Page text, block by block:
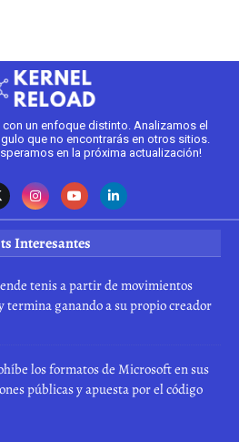
con un enfoque distinto. Analizamos el
que no encontrarás en otros sitios.
en la próxima actualización!
Interesantes
tenis a partir de movimientos
termina ganando a su propio creador
los formatos de Microsoft en sus
públicas y apuesta por el código